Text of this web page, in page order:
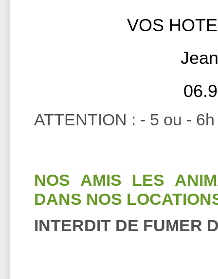
VOS
ATTENTION : - 5 ou -
NOS AMIS LES
DANS NOS
INTERDIT DE FUMER